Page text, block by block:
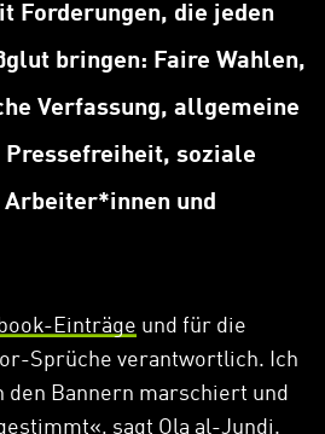
Forderungen, die jeden
bringen: Faire Wahlen,
Verfassung, allgemeine
Pressefreiheit, soziale
und
Einträge und für die
Sprüche verantwortlich. Ich
den Bannern marschiert und
«, sagt Ola al-Jundi.